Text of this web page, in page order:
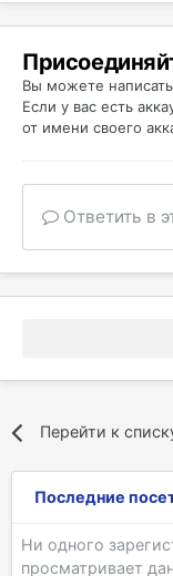
Вы можете написать
Если у вас есть
от имени своего
Ответить в
Перейти к
Последние
Ни одного
просматривает